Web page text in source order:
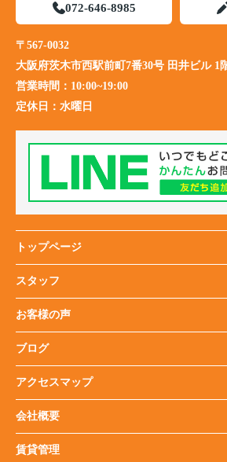
072-646-8985
〒567-0032
大阪府茨木市西駅前町7番30号 田井ビル 1
営業時間： 10:00~19:00
定休日： 水曜日
トップページ
スタッフ
お客様の声
ブログ
アクセスマップ
会社概要
賃貸管理